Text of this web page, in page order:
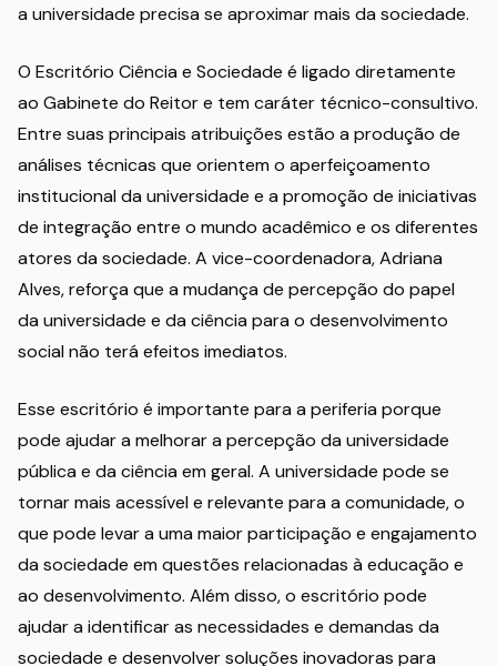
a universidade precisa se aproximar mais da sociedade.
O Escritório Ciência e Sociedade é ligado diretamente
ao Gabinete do Reitor e tem caráter técnico-consultivo.
Entre suas principais atribuições estão a produção de
análises técnicas que orientem o aperfeiçoamento
institucional da universidade e a promoção de iniciativas
de integração entre o mundo acadêmico e os diferentes
atores da sociedade. A vice-coordenadora, Adriana
Alves, reforça que a mudança de percepção do papel
da universidade e da ciência para o desenvolvimento
social não terá efeitos imediatos.
Esse escritório é importante para a periferia porque
pode ajudar a melhorar a percepção da universidade
pública e da ciência em geral. A universidade pode se
tornar mais acessível e relevante para a comunidade, o
que pode levar a uma maior participação e engajamento
da sociedade em questões relacionadas à educação e
ao desenvolvimento. Além disso, o escritório pode
ajudar a identificar as necessidades e demandas da
sociedade e desenvolver soluções inovadoras para